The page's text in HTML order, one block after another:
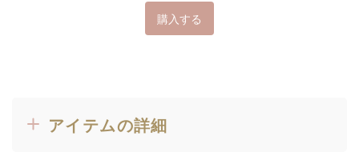
アイテムの詳細